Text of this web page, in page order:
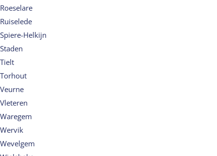
Roeselare
Ruiselede
Spiere-Helkijn
Staden
Tielt
Torhout
Veurne
Vleteren
Waregem
Wervik
Wevelgem